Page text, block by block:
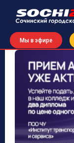
Мы в эфире